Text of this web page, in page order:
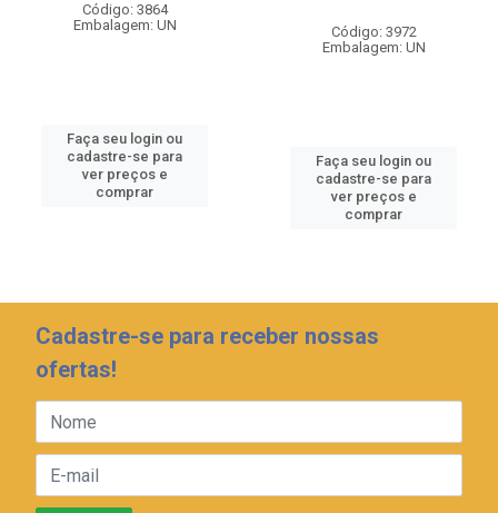
Código: 3864
Embalagem: UN
Faça seu login ou
cadastre-se para
ver preços e
comprar
Código: 3972
Embalagem: UN
Faça seu login ou
cadastre-se para
ver preços e
comprar
Cadastre-se para receber nossas
ofertas!